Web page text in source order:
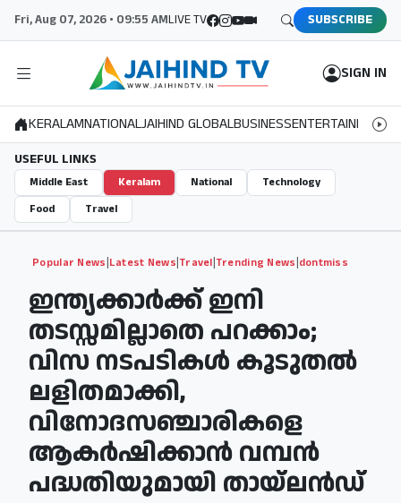
Fri, Aug 07, 2026 • 09:55 AMLIVE TV SUBSCRIBE
SIGN IN
KERALAMNATIONALJAIHIND GLOBALBUSINESSENTERTAINMENT
USEFUL LINKS
Middle East Keralam National
Technology
Food
Travel
Popular News|Latest News|Travel|Trending News|dontmiss
ഇന്ത്യക്കാർക്ക് ഇനി
തടസ്സമില്ലാതെ പറക്കാം;
വിസ നടപടികൾ കൂടുതൽ
ലളിതമാക്കി,
വിനോദസഞ്ചാരികളെ
ആകർഷിക്കാൻ വമ്പൻ
പദ്ധതിയുമായി തായ്‌ലൻഡ്